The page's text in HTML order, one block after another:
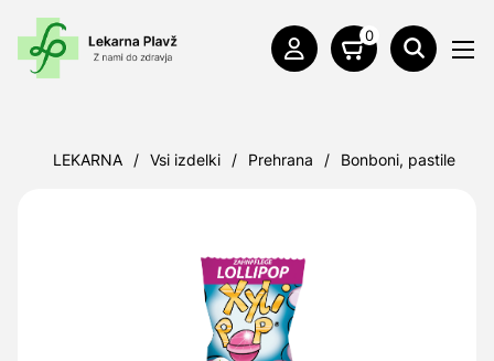
0
LEKARNA / Vsi izdelki / Prehrana / Bonboni, pastile